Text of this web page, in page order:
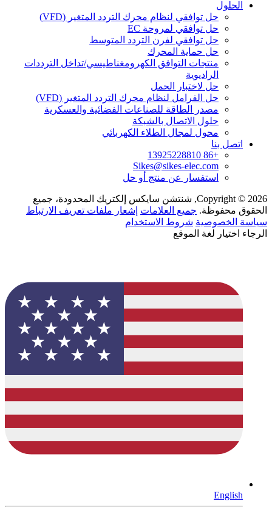
الحلول
حل توافقي لنظام محرك التردد المتغير (VFD)
حل توافقي لمروحة EC
حل توافقي لفرن التردد المتوسط
حل حماية المحرك
منتجات التوافق الكهرومغناطيسي/تداخل الترددات
الراديوية
حل لاختبار الحمل
حل الفرامل لنظام محرك التردد المتغير (VFD)
مصدر الطاقة للصناعات الفضائية والعسكرية
حلول الاتصال بالشبكة
محول لمجال الطلاء الكهربائي
اتصل بنا
+86 13925228810
Sikes@sikes-elec.com
استفسار عن منتج أو حل
Copyright © 2026, شنتشن سايكس إلكتريك المحدودة، جميع
الحقوق محفوظة. جميع العلامات إشعار ملفات تعريف الارتباط
سياسة الخصوصية شروط الاستخدام
الرجاء اختيار لغة الموقع
English